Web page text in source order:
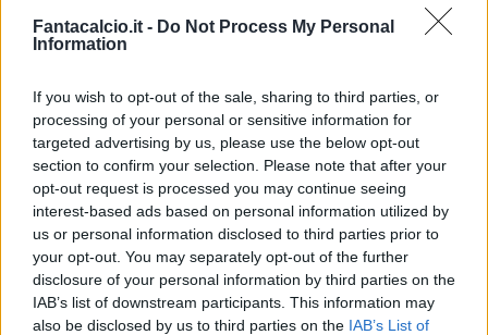
Fantacalcio.it - Do Not Process My Personal
Information
If you wish to opt-out of the sale, sharing to third parties, or
processing of your personal or sensitive information for
targeted advertising by us, please use the below opt-out
section to confirm your selection. Please note that after your
opt-out request is processed you may continue seeing
interest-based ads based on personal information utilized by
us or personal information disclosed to third parties prior to
your opt-out. You may separately opt-out of the further
disclosure of your personal information by third parties on the
IAB’s list of downstream participants. This information may
also be disclosed by us to third parties on the IAB’s List of
dell'ufficialità di Tony D'Amico come nuovo
Nel frattempo la Roma ha le idee chiare sulle
prossime mosse di mercato. Innanzitutto i
rinnovi di Celik, Pellegrini e Dybala. Poi
Alajbegovic, ala sinistra classe 2007 per
completare il reparto offensivo, e infine anche un
terzino destro.